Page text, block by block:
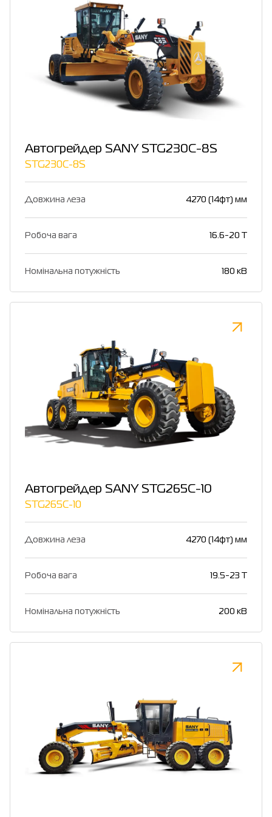
Автогрейдер SANY STG230C-8S
STG230C-8S
Довжина леза 4270 (14фт) мм
Робоча вага 16.6-20 T
Номінальна потужність 180 кВ
Автогрейдер SANY STG265C-10
STG265C-10
Довжина леза 4270 (14фт) мм
Робоча вага 19.5-23 T
Номінальна потужність 200 кВ